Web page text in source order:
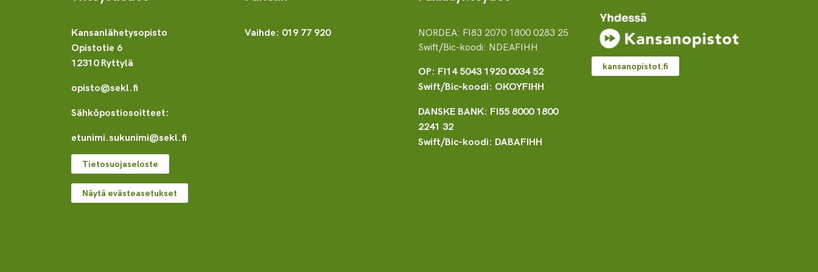
Kansanlähetysopisto
Opistotie 6
12310 Ryttylä
opisto@sekl.fi
Sähköpostiosoitteet:
etunimi.sukunimi@sekl.fi
Tietosuojaseloste
Näytä evästeasetukset
Vaihde: 019 77 920
NORDEA: FI83 2070 1800 0283 25
Swift/Bic-koodi: NDEAFIHH
OP: FI14 5043 1920 0034 52
Swift/Bic-koodi: OKOYFIHH
DANSKE BANK: FI55 8000 1800
2241 32
Swift/Bic-koodi: DABAFIHH
kansanopistot.fi